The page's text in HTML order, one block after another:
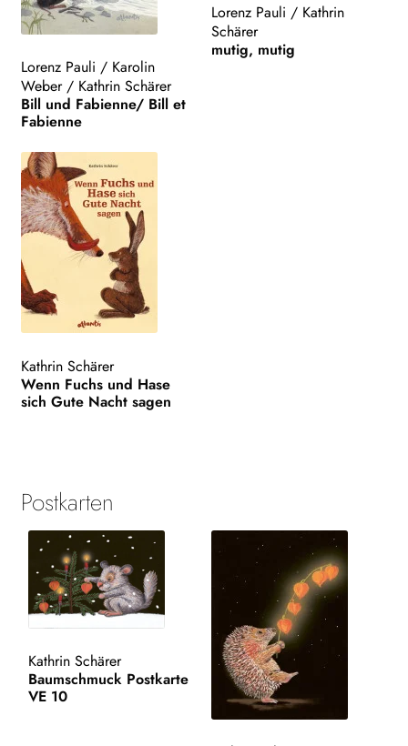
Lorenz Pauli / Karolin
Weber/ Kathrin Schärer
Bill und Fabienne/ Bill et
Fabienne
Lorenz Pauli / Kathrin
Schärer
mutig, mutig
Kathrin Schärer
Wenn Fuchs und Hase
sich Gute Nacht sagen
Postkarten
Kathrin Schärer
Baumschmuck Postkarte
VE 10